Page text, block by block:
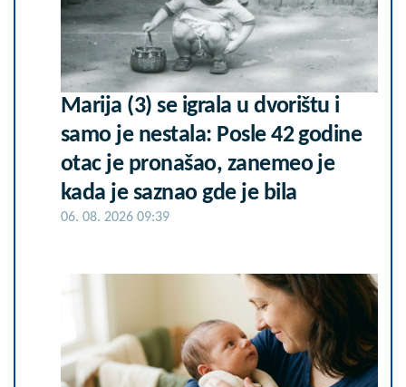
Marija (3) se igrala u dvorištu i
samo je nestala: Posle 42 godine
otac je pronašao, zanemeo je
kada je saznao gde je bila
06. 08. 2026 09:39